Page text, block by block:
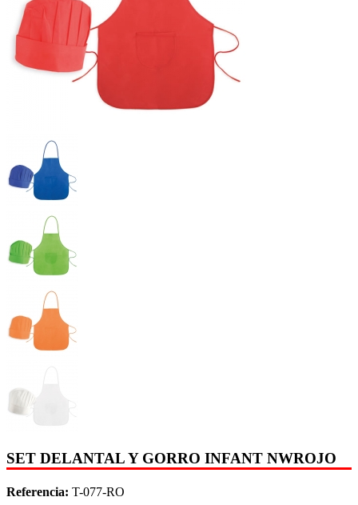
SET DELANTAL Y GORRO INFANT NWROJO
Referencia: T-077-RO